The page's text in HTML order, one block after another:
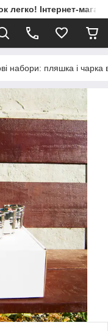
Інтернет-
набори: пляшка і